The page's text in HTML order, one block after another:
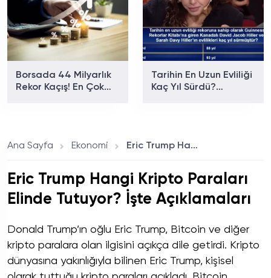
Borsada 44 Milyarlık
Rekor Kaçış! En Çok
Tarihin En Uzun Evliliği
Kaç Yıl Sürdü?
Ana Sayfa Ekonomi Eric Trump Hangi Kripto Paraları Elinde Tutuyor? İşte Açıklamaları
Eric Trump Hangi Kripto Paraları
Elinde Tutuyor? İşte Açıklamaları
Donald Trump’ın oğlu Eric Trump, Bitcoin ve diğer
kripto paralara olan ilgisini açıkça dile getirdi. Kripto
dünyasına yakınlığıyla bilinen Eric Trump, kişisel